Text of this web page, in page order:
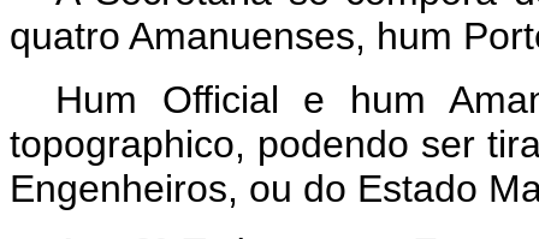
quatro Amanuenses, hum
Hum Official e hum
topographico, podendo ser
Engenheiros, ou do Estado